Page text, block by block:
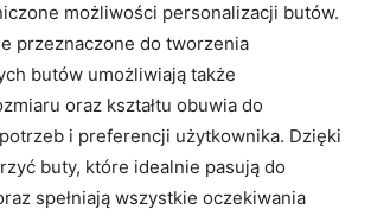
możliwości personalizacji⁣ butów.
‌przeznaczone ‌do tworzenia
butów umożliwiają⁢ także
oraz kształtu obuwia ​do
i ⁢preferencji użytkownika. Dzięki⁢
buty, które idealnie pasują do
spełniają wszystkie oczekiwania